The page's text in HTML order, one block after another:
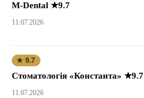
M-Dental ★9.7
11.07.2026
★ 9.7
Стоматологія «Константа» ★9.7
11.07.2026